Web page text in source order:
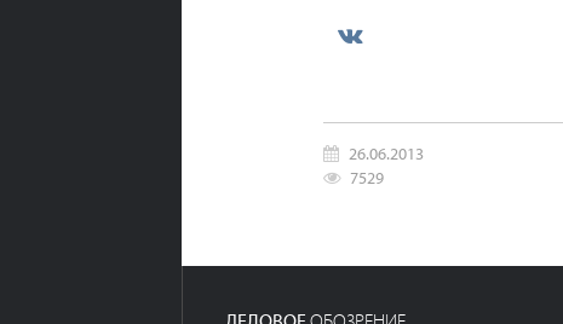
26.06.2013
7529